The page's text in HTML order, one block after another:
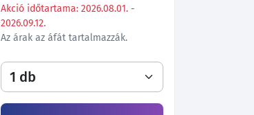
Akció időtartama: 2026.08.01. -
2026.09.12.
Az árak az áfát tartalmazzák.